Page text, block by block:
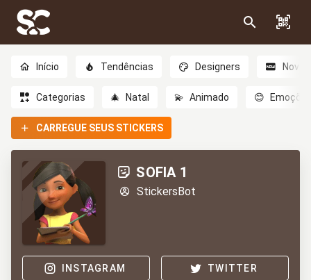
Início Tendências Designers Novo
Categorias 🎄 Natal 💫 Animado 😊
CARREGUE SEUS STICKERS
SOFIA 1
StickersBot
INSTAGRAM TWITTER